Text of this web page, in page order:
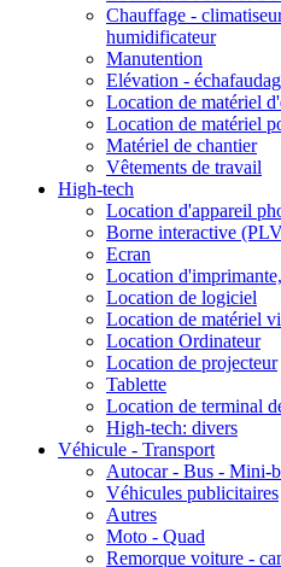
Chauffage -
humidificateur
Manutention
Elévation -
Location de matériel
Location de matériel
Matériel de chantier
Vêtements de travail
High-tech
Location d'appareil
Borne interactive
Ecran
Location
Location de logiciel
Location de matériel
Location Ordinateur
Location de projecteur
Tablette
Location de terminal
High-tech: divers
Véhicule - Transport
Autocar - Bus - Mini-
Véhicules publicitaires
Autres
Moto - Quad
Remorque voiture -